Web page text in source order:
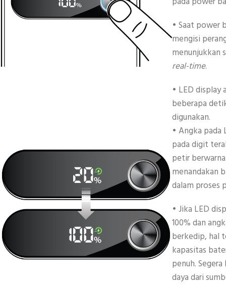
• Saat power
mengisi
menunjukkan
real-time.
• LED
beberapa
digunakan.
• Angka pada
pada digit
petir
menandakan
dalam proses
• Jika LED
100% dan
berkedip, hal
kapasitas
penuh.
daya dari